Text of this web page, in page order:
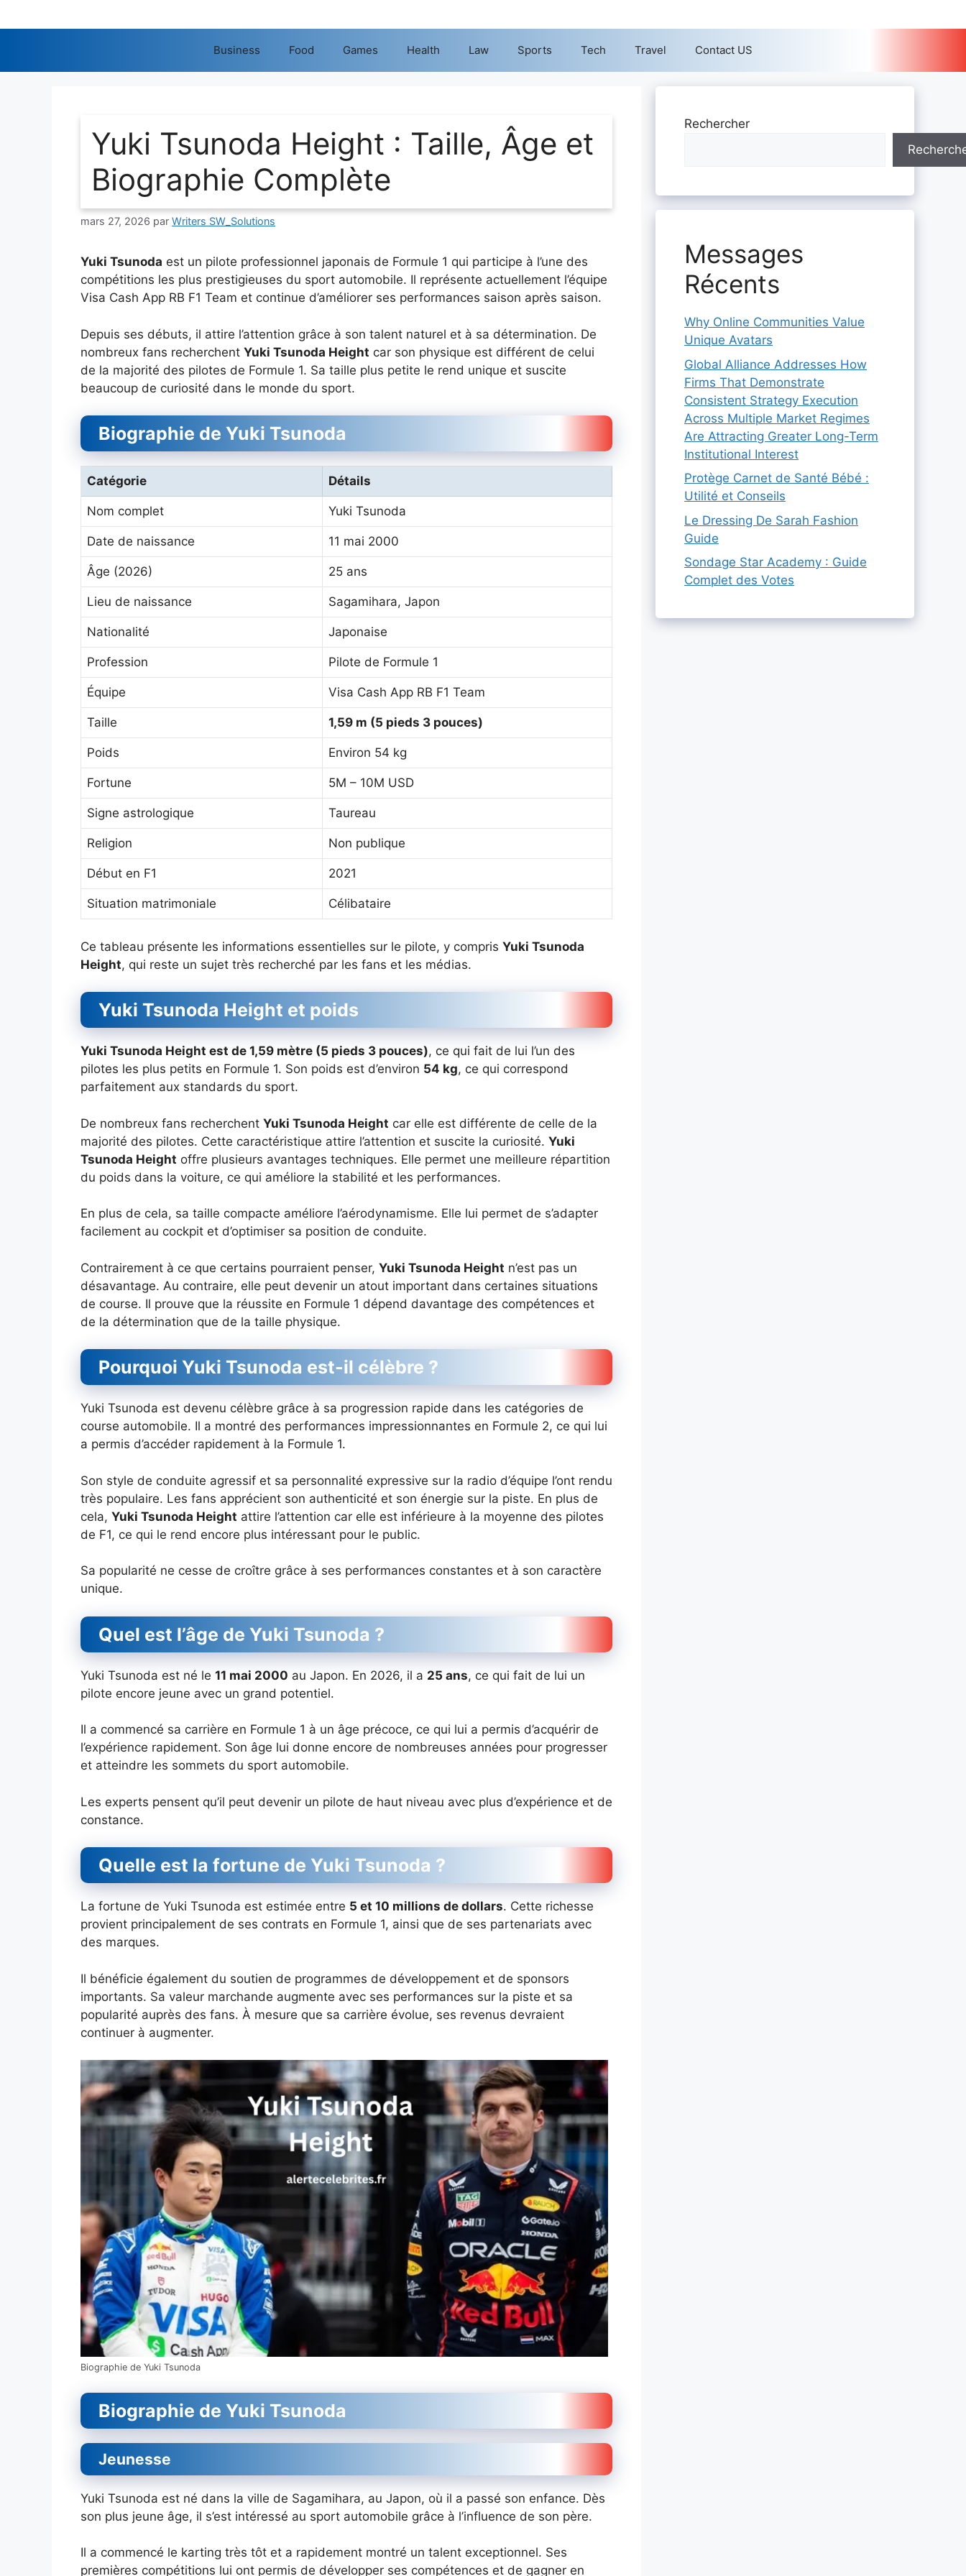
au
Business Food Games Health Law Sports Tech Travel Contact US
Yuki Tsunoda Height : Taille, Âge et
Biographie Complète
mars 27, 2026 par Writers SW_Solutions
Yuki Tsunoda est un pilote professionnel japonais de Formule 1 qui participe à l’une des
compétitions les plus prestigieuses du sport automobile. Il représente actuellement l’équipe
Visa Cash App RB F1 Team et continue d’améliorer ses performances saison après saison.
Depuis ses débuts, il attire l’attention grâce à son talent naturel et à sa détermination. De
nombreux fans recherchent Yuki Tsunoda Height car son physique est différent de celui
de la majorité des pilotes de Formule 1. Sa taille plus petite le rend unique et suscite
beaucoup de curiosité dans le monde du sport.
Biographie de Yuki Tsunoda
Catégorie Détails
Nom complet Yuki Tsunoda
Date de naissance 11 mai 2000
Âge (2026) 25 ans
Lieu de naissance Sagamihara, Japon
Nationalité Japonaise
Profession Pilote de Formule 1
Équipe Visa Cash App RB F1 Team
Taille 1,59 m (5 pieds 3 pouces)
Poids Environ 54 kg
Fortune 5M – 10M USD
Signe astrologique Taureau
Religion Non publique
Début en F1 2021
Situation matrimoniale Célibataire
Ce tableau présente les informations essentielles sur le pilote, y compris Yuki Tsunoda
Height, qui reste un sujet très recherché par les fans et les médias.
Yuki Tsunoda Height et poids
Yuki Tsunoda Height est de 1,59 mètre (5 pieds 3 pouces), ce qui fait de lui l’un des
pilotes les plus petits en Formule 1. Son poids est d’environ 54 kg, ce qui correspond
parfaitement aux standards du sport.
De nombreux fans recherchent Yuki Tsunoda Height car elle est différente de celle de la
majorité des pilotes. Cette caractéristique attire l’attention et suscite la curiosité. Yuki
Tsunoda Height offre plusieurs avantages techniques. Elle permet une meilleure répartition
du poids dans la voiture, ce qui améliore la stabilité et les performances.
En plus de cela, sa taille compacte améliore l’aérodynamisme. Elle lui permet de s’adapter
facilement au cockpit et d’optimiser sa position de conduite.
Contrairement à ce que certains pourraient penser, Yuki Tsunoda Height n’est pas un
désavantage. Au contraire, elle peut devenir un atout important dans certaines situations
de course. Il prouve que la réussite en Formule 1 dépend davantage des compétences et
de la détermination que de la taille physique.
Pourquoi Yuki Tsunoda est-il célèbre ?
Yuki Tsunoda est devenu célèbre grâce à sa progression rapide dans les catégories de
course automobile. Il a montré des performances impressionnantes en Formule 2, ce qui lui
a permis d’accéder rapidement à la Formule 1.
Son style de conduite agressif et sa personnalité expressive sur la radio d’équipe l’ont rendu
très populaire. Les fans apprécient son authenticité et son énergie sur la piste. En plus de
cela, Yuki Tsunoda Height attire l’attention car elle est inférieure à la moyenne des pilotes
de F1, ce qui le rend encore plus intéressant pour le public.
Sa popularité ne cesse de croître grâce à ses performances constantes et à son caractère
unique.
Quel est l’âge de Yuki Tsunoda ?
Yuki Tsunoda est né le 11 mai 2000 au Japon. En 2026, il a 25 ans, ce qui fait de lui un
pilote encore jeune avec un grand potentiel.
Il a commencé sa carrière en Formule 1 à un âge précoce, ce qui lui a permis d’acquérir de
l’expérience rapidement. Son âge lui donne encore de nombreuses années pour progresser
et atteindre les sommets du sport automobile.
Les experts pensent qu’il peut devenir un pilote de haut niveau avec plus d’expérience et de
constance.
Quelle est la fortune de Yuki Tsunoda ?
La fortune de Yuki Tsunoda est estimée entre 5 et 10 millions de dollars. Cette richesse
provient principalement de ses contrats en Formule 1, ainsi que de ses partenariats avec
des marques.
Il bénéficie également du soutien de programmes de développement et de sponsors
importants. Sa valeur marchande augmente avec ses performances sur la piste et sa
popularité auprès des fans. À mesure que sa carrière évolue, ses revenus devraient
continuer à augmenter.
Biographie de Yuki Tsunoda
Biographie de Yuki Tsunoda
Jeunesse
Yuki Tsunoda est né dans la ville de Sagamihara, au Japon, où il a passé son enfance. Dès
son plus jeune âge, il s’est intéressé au sport automobile grâce à l’influence de son père.
Il a commencé le karting très tôt et a rapidement montré un talent exceptionnel. Ses
premières compétitions lui ont permis de développer ses compétences et de gagner en
Rechercher
Messages
Récents
Why Online Communities Value
Unique Avatars
Global Alliance Addresses How
Firms That Demonstrate
Consistent Strategy Execution
Across Multiple Market Regimes
Are Attracting Greater Long-Term
Institutional Interest
Protège Carnet de Santé Bébé :
Utilité et Conseils
Le Dressing De Sarah Fashion
Guide
Sondage Star Academy : Guide
Complet des Votes